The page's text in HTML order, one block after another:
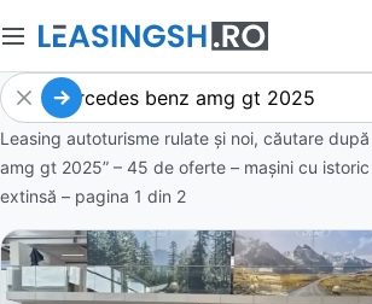
Leasing autoturisme rulate și noi, căutare
amg gt 2025” – 45 de oferte – mașini cu
extinsă – pagina 1 din 2